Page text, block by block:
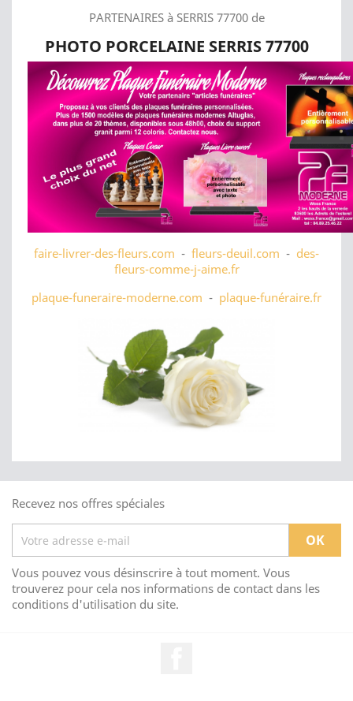
PARTENAIRES à SERRIS 77700 de
PHOTO PORCELAINE SERRIS 77700
faire-livrer-des-fleurs.com - fleurs-deuil.com - des-
fleurs-comme-j-aime.fr
plaque-funeraire-moderne.com - plaque-funéraire.fr
Recevez nos offres spéciales
Vous pouvez vous désinscrire à tout moment. Vous
trouverez pour cela nos informations de contact dans les
conditions d'utilisation du site.